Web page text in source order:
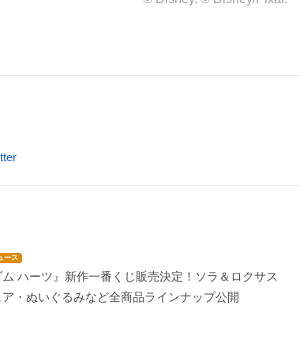
ース
ハーツ』新作一番くじ販売決定！ソラ＆ロクサス
・ぬいぐるみなど全商品ラインナップ公開